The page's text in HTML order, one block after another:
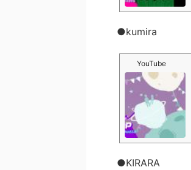
●kumira
YouTube
●KIRARA